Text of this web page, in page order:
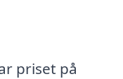
priset på